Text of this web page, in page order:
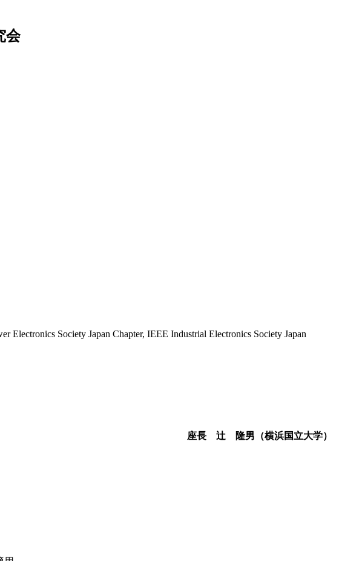
会
Electronics Society Japan Chapter, IEEE Industrial Electronics Society Japan
座長 辻 隆男（横浜国立大学）